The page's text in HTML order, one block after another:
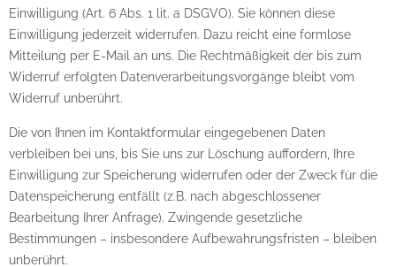
Einwilligung (Art. 6 Abs. 1 lit. a DSGVO). Sie können diese
Einwilligung jederzeit widerrufen. Dazu reicht eine formlose
Mitteilung per E-Mail an uns. Die Rechtmäßigkeit der bis zum
Widerruf erfolgten Datenverarbeitungsvorgänge bleibt vom
Widerruf unberührt.
Die von Ihnen im Kontaktformular eingegebenen Daten
verbleiben bei uns, bis Sie uns zur Löschung auffordern, Ihre
Einwilligung zur Speicherung widerrufen oder der Zweck für die
Datenspeicherung entfällt (z.B. nach abgeschlossener
Bearbeitung Ihrer Anfrage). Zwingende gesetzliche
Bestimmungen – insbesondere Aufbewahrungsfristen – bleiben
unberührt.